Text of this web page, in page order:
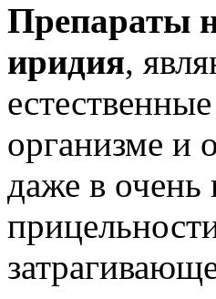
Препараты
иридия,
организме и
даже в очень